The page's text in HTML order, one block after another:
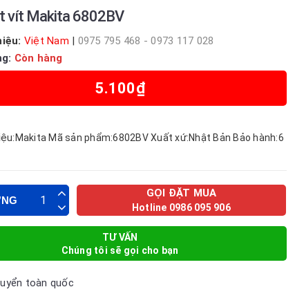
vít Makita 6802BV
Việt Nam | 0975 795 468 - 0973 117 028
Còn hàng
5.100₫
Mã sản phẩm:6802BV Xuất xứ:Nhật Bản Bảo hành:6
GỌI ĐẶT MUA
Hotline 0986 095 906
TƯ VẤN
Chúng tôi sẽ gọi cho bạn
toàn quốc